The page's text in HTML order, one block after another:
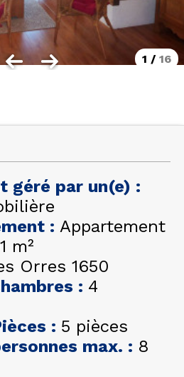
ACTIVITÉS
Multi activités
VOUS !
FR EN
92 44 19 17
1 / 16
géré par un(e) :
: Appartement
m²
Orres 1650
: 4
: 5 pièces
max. : 8